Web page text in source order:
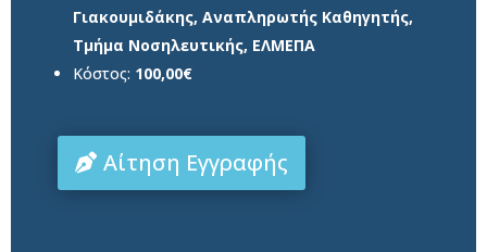
Γιακουμιδάκης, Αναπληρωτής Καθηγητής,
Τμήμα Νοσηλευτικής, ΕΛΜΕΠΑ
Κόστος: 100,00€
Αίτηση Εγγραφής